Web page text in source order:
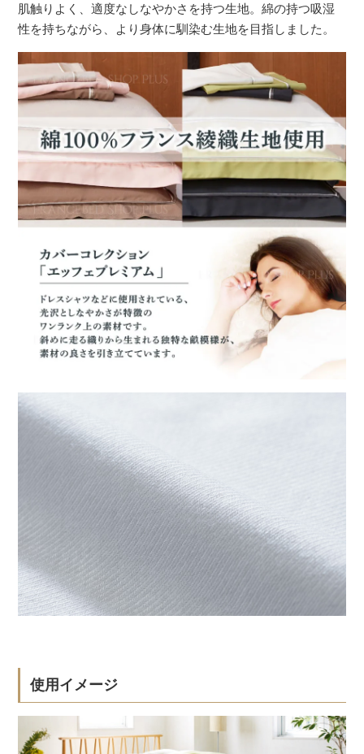
肌触りよく、適度なしなやかさを持つ生地。綿の持つ吸湿
性を持ちながら、より身体に馴染む生地を目指しました。
使用イメージ